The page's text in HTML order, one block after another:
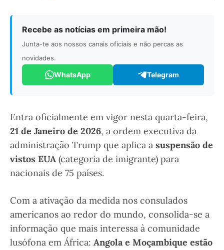
Recebe as notícias em primeira mão!
Junta-te aos nossos canais oficiais e não percas as
novidades.
WhatsApp Telegram
Entra oficialmente em vigor nesta quarta-feira,
21 de Janeiro de 2026, a ordem executiva da
administração Trump que aplica a suspensão de
vistos EUA (categoria de imigrante) para
nacionais de 75 países.
Com a ativação da medida nos consulados
americanos ao redor do mundo, consolida-se a
informação que mais interessa à comunidade
lusófona em África: Angola e Moçambique estão